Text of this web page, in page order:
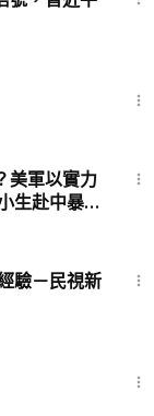
美軍以實力
生赴中暴增
驗－民視新